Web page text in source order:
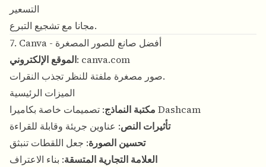
التسعير
مجانا مع تشجيع التبرع.
7. Canva - أفضل صانع للصور المصغرة
الموقع الإلكتروني: canva.com
صور مصغرة ملفتة للنظر تجذب النقرات.
الميزات الرئيسية
مكتبة النماذج : تصميمات خاصة بكاميرا Dashcam
تأثيرات النص: عناوين جريئة وقابلة للقراءة
تحسين الصورة: جعل اللقطات تنبثق
العلامة التجارية المتسقة: بناء الاعتراف